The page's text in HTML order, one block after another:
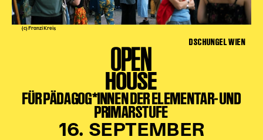
(c) Franzi Kreis
DSCHUNGEL WIEN
OPEN
HOUSE
FÜR PÄDAGOG*INNEN DER ELEMENTAR- UND
PRIMARSTUFE
16. SEPTEMBER